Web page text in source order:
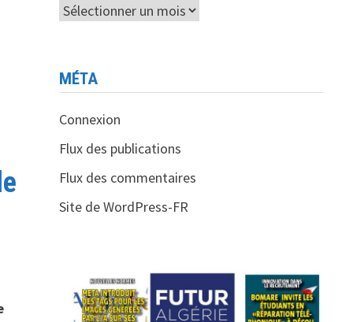
Archives
MÉTA
Connexion
Flux des publications
Flux des commentaires
Site de WordPress-FR